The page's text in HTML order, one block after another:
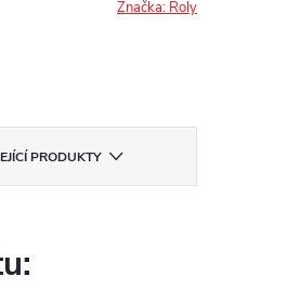
Značka: Roly
PRODUKTY